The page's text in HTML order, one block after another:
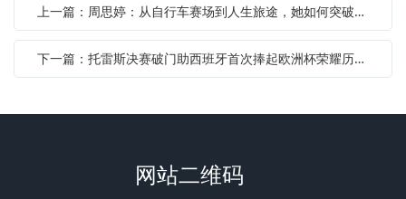
上一篇：周思婷：从自行车赛场到人生旅途，她如何突破极限实现自我超越
下一篇：托雷斯决赛破门助西班牙首次捧起欧洲杯荣耀历史性进球成为经典瞬间
网站二维码